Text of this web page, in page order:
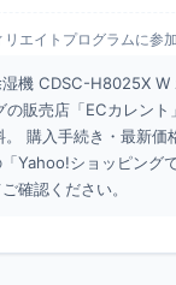
エイトプログラムに参
機 CDSC-H8025X W
販売店「ECカレント
購入手続き・最新価
Yahoo!ショッピング
確認ください。